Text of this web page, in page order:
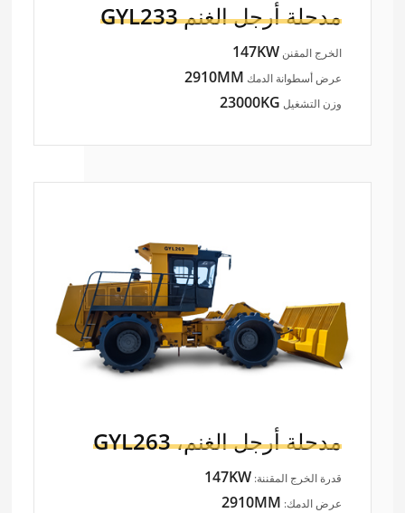
مدحلة أرجل الغنمGYL233
الخرج المقنن147KW
عرض أسطوانة الدمك 2910MM
وزن التشغيل 23000KG
مدحلة أرجل الغنم،GYL263
قدرة الخرج المقننة:147KW
عرض الدمك: 2910MM